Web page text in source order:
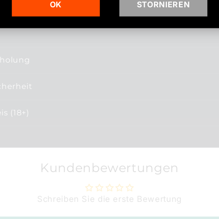
(18+)
Kundenbewertungen
Schreiben Sie die erste Bewertung
OK STORNIEREN